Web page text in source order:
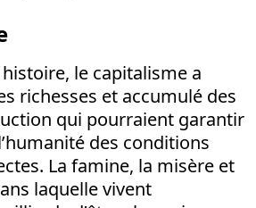
le capitalisme a
richesses et accumulé des
qui pourraient garantir
des conditions
La famine, la misère et
laquelle vivent